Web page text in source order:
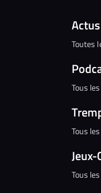
Actus
Toutes
Tous
Tous
Tous